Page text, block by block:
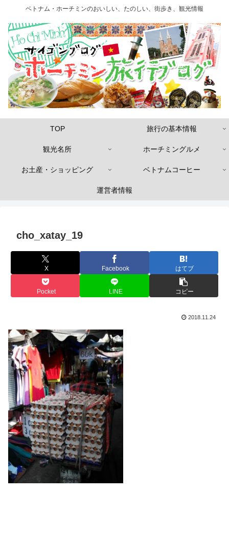
ベトナム・ホーチミンのおいしい、たのしい、街歩き、観光情報
TOP 旅行の基本情報
観光名所 ホーチミングルメ
お土産・ショッピング ベトナムコーヒー
運営者情報
cho_xatay_19
X Facebook はてブ
Pocket LINE コピー
2018.11.24